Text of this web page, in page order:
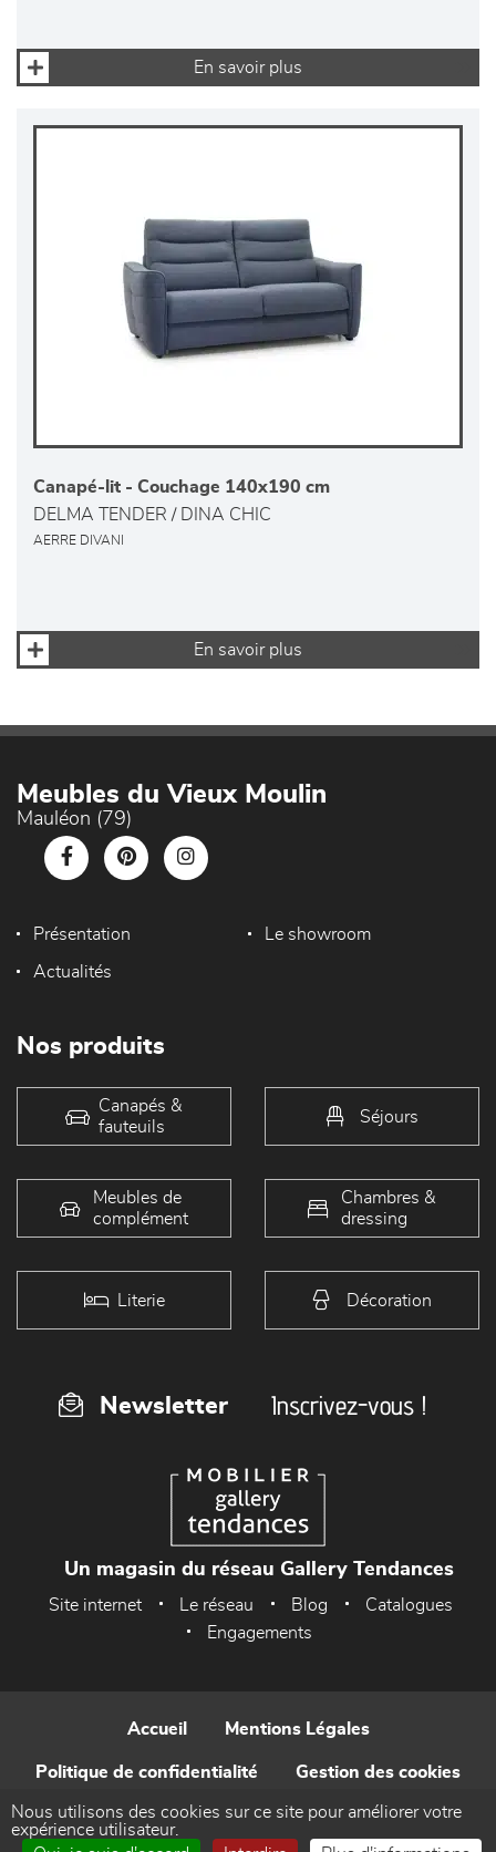
En savoir plus
Canapé-lit - Couchage 140x190 cm
DELMA TENDER / DINA CHIC
AERRE DIVANI
En savoir plus
Meubles du Vieux Moulin
Mauléon (79)
Présentation Le showroom
Actualités
Nos produits
Canapés &
fauteuils
Séjours
Meubles de
complément
Chambres &
dressing
Literie Décoration
Newsletter Inscrivez-vous !
Un magasin du réseau Gallery Tendances
Site internet Le réseau Blog
Catalogues
Engagements
Accueil Mentions Légales
Politique de confidentialité Gestion des cookies
Contact
Nous utilisons des cookies sur ce site pour améliorer votre
expérience utilisateur.